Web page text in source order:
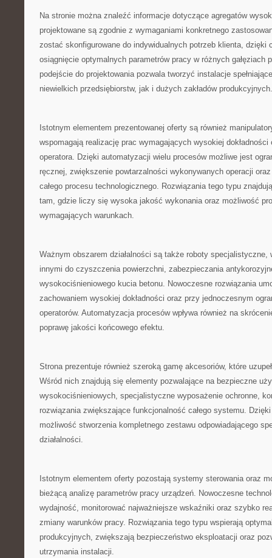
Na stronie można znaleźć informacje dotyczące agregatów
projektowane są zgodnie z wymaganiami konkretnego
zostać skonfigurowane do indywidualnych potrzeb klienta, dzięki
osiągnięcie optymalnych parametrów pracy w różnych gałęziach
podejście do projektowania pozwala tworzyć instalacje
niewielkich przedsiębiorstw, jak i dużych zakładów
Istotnym elementem prezentowanej oferty są również
wspomagają realizację prac wymagających wysokiej
operatora. Dzięki automatyzacji wielu procesów możliwe jest
ręcznej, zwiększenie powtarzalności wykonywanych operacji
całego procesu technologicznego. Rozwiązania tego typu
tam, gdzie liczy się wysoka jakość wykonania oraz możliwość
wymagających warunkach.
Ważnym obszarem działalności są także roboty specjalistyczne,
innymi do czyszczenia powierzchni, zabezpieczania
wysokociśnieniowego kucia betonu. Nowoczesne rozwiązania
zachowaniem wysokiej dokładności oraz przy jednoczesnym
operatorów. Automatyzacja procesów wpływa również na
poprawę jakości końcowego efektu.
Strona prezentuje również szeroką gamę akcesoriów, które
Wśród nich znajdują się elementy pozwalające na bezpieczne
wysokociśnieniowych, specjalistyczne wyposażenie ochronne,
rozwiązania zwiększające funkcjonalność całego systemu.
możliwość stworzenia kompletnego zestawu odpowiadającego
działalności.
Istotnym elementem oferty pozostają systemy sterowania oraz
bieżącą analizę parametrów pracy urządzeń. Nowoczesne
wydajność, monitorować najważniejsze wskaźniki oraz szybko
zmiany warunków pracy. Rozwiązania tego typu wspierają
produkcyjnych, zwiększają bezpieczeństwo eksploatacji oraz
utrzymania instalacji.